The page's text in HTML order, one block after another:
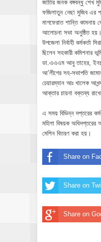
জাতির জনক বঙ্গবন্ধু শেখ
ফজিলাতুন নেছা মুজিব এর
মাগফেরাত শান্তি কামনায়
আলোচনা সভা অনুষ্ঠিত হয়।
উপজেলা নির্বাহী কর্মকর্তা
ছিলেন সহকারী কমিশনার
ডা.এএএম আবু তাহের,
আ’লীগের সহ-সভাপতি
চেয়ারম্যান আঃ খালেক
আক্তার চায়না বক্তব্য
এ সময় বিভিন্ন দপ্তরের
মহিলা বিষয়ক অধিদপ্তরের
মেশিন বিতরণ করা হয়।
Share on
Share on
Share on